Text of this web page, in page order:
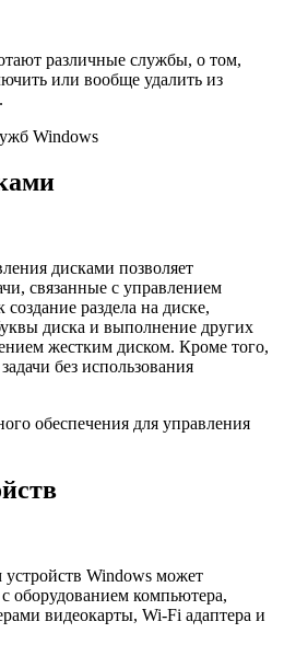
различные службы, о том,
или вообще удалить из
Windows
дисками позволяет
связанные с управлением
раздела на диске,
диска и выполнение других
жестким диском. Кроме того,
без использования
обеспечения для управления
устройств Windows может
оборудованием компьютера,
видеокарты, Wi-Fi адаптера и